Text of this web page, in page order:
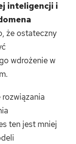
inteligencji i
że ostateczny
wdrożenie w
ten jest mniej